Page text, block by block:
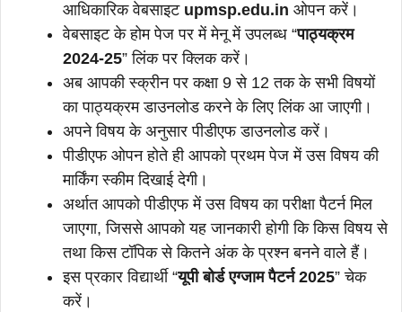
आधिकारिक वेबसाइट upmsp.edu.in ओपन करें।
वेबसाइट के होम पेज पर में मेनू में उपलब्ध “पाठ्यक्रम
2024-25” लिंक पर क्लिक करें।
अब आपकी स्क्रीन पर कक्षा 9 से 12 तक के सभी विषयों
का पाठ्यक्रम डाउनलोड करने के लिए लिंक आ जाएगी।
अपने विषय के अनुसार पीडीएफ डाउनलोड करें।
पीडीएफ ओपन होते ही आपको प्रथम पेज में उस विषय की
मार्किंग स्कीम दिखाई देगी।
अर्थात आपको पीडीएफ में उस विषय का परीक्षा पैटर्न मिल
जाएगा, जिससे आपको यह जानकारी होगी कि किस विषय से
तथा किस टॉपिक से कितने अंक के प्रश्न बनने वाले हैं।
इस प्रकार विद्यार्थी “यूपी बोर्ड एग्जाम पैटर्न 2025” चेक
करें।